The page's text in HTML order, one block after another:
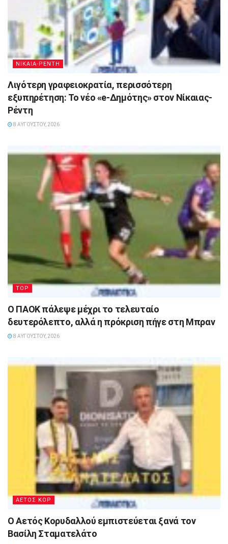
ΝΙΚΑΙΑ-ΡΕΝΤΗ
Λιγότερη γραφειοκρατία, περισσότερη
εξυπηρέτηση: Το νέο «e-Δημότης» στον Νίκαιας-
Ρέντη
8 ΑΥΓΟΎΣΤΟΥ, 2026
TOP
Ο ΠΑΟΚ πάλεψε μέχρι το τελευταίο
δευτερόλεπτο, αλλά η πρόκριση πήγε στη Μπραν
8 ΑΥΓΟΎΣΤΟΥ, 2026
ΑΕΤΟΣ ΚΟΡ
Ο Αετός Κορυδαλλού εμπιστεύεται ξανά τον
Βασίλη Σταματελάτο